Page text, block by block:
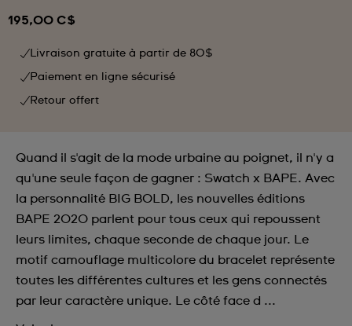
195,00 C$
Livraison gratuite à partir de 80$
Paiement en ligne sécurisé
Retour offert
Quand il s'agit de la mode urbaine au poignet, il n'y a
qu'une seule façon de gagner : Swatch x BAPE. Avec
la personnalité BIG BOLD, les nouvelles éditions
BAPE 2020 parlent pour tous ceux qui repoussent
leurs limites, chaque seconde de chaque jour. Le
motif camouflage multicolore du bracelet représente
toutes les différentes cultures et les gens connectés
par leur caractère unique. Le côté face d ...